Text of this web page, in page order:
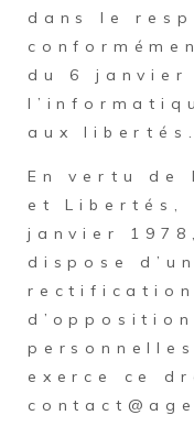
dans le
du 6 janvier
aux libertés.
En vertu de
et Libertés,
janvier
dispose
exerce ce